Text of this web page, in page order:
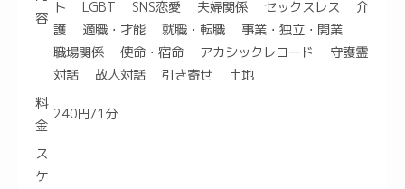
容
ト LGBT SNS恋愛 夫婦関係 セックスレス 介
護 適職・才能 就職・転職 事業・独立・開業
職場関係 使命・宿命 アカシックレコード 守護霊
対話 故人対話 引き寄せ 土地
料
金
240円/1分
ス
ケ